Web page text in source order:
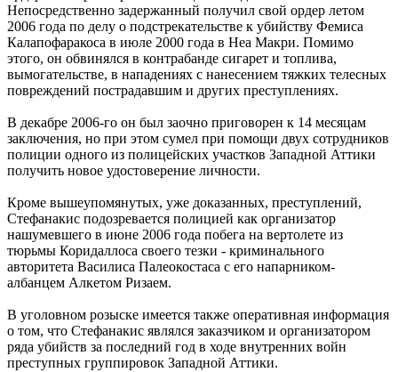
Непосредственно задержанный получил свой ордер летом
2006 года по делу о подстрекательстве к убийству Фемиса
Калапофаракоса в июле 2000 года в Неа Макри. Помимо
этого, он обвинялся в контрабанде сигарет и топлива,
вымогательстве, в нападениях с нанесением тяжких телесных
повреждений пострадавшим и других преступлениях.
В декабре 2006-го он был заочно приговорен к 14 месяцам
заключения, но при этом сумел при помощи двух сотрудников
полиции одного из полицейских участков Западной Аттики
получить новое удостоверение личности.
Кроме вышеупомянутых, уже доказанных, преступлений,
Стефанакис подозревается полицией как организатор
нашумевшего в июне 2006 года побега на вертолете из
тюрьмы Коридаллоса своего тезки - криминального
авторитета Василиса Палеокостаса с его напарником-
албанцем Алкетом Ризаем.
В уголовном розыске имеется также оперативная информация
о том, что Стефанакис являлся заказчиком и организатором
ряда убийств за последний год в ходе внутренних войн
преступных группировок Западной Аттики.